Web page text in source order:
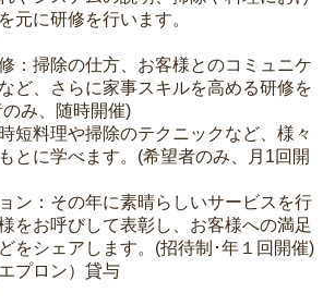
元に研修を行います。
：掃除の仕方、お客様とのコミュニケ
ど、さらに家事スキルを高める研修を
み、随時開催)
短料理や掃除のテクニックなど、様々
とに学べます。(希望者のみ、月1回開
ン：その年に素晴らしいサービスを行
をお呼びして表彰し、お客様への満足
をシェアします。(招待制･年１回開催)
プロン）貸与